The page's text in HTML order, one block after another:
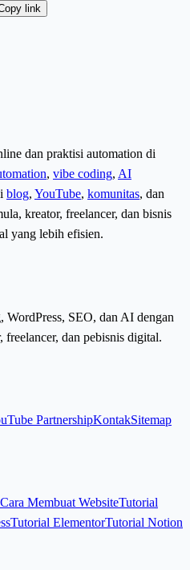
link
dan praktisi automation di
, vibe coding, AI
blog, YouTube, komunitas, dan
kreator, freelancer, dan bisnis
yang lebih efisien.
SEO, dan AI dengan
freelancer, dan pebisnis digital.
PartnershipKontakSitemap
Cara Membuat WebsiteTutorial
Tutorial ElementorTutorial Notion